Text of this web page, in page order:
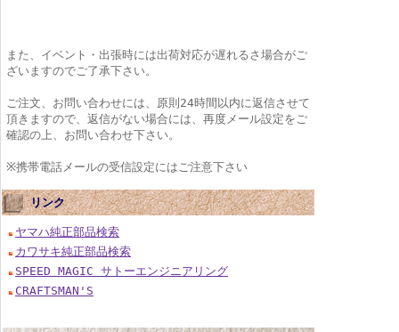
また、イベント・出張時には出荷対応が遅れるさ場合がご
ざいますのでご了承下さい。
ご注文、お問い合わせには、原則24時間以内に返信させて
頂きますので、返信がない場合には、再度メール設定をご
確認の上、お問い合わせ下さい。
※携帯電話メールの受信設定にはご注意下さい
リンク
ヤマハ純正部品検索
カワサキ純正部品検索
SPEED MAGIC サトーエンジニアリング
CRAFTSMAN'S